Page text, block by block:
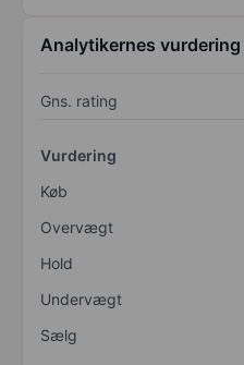
Analytikernes vurdering
Gns. rating
Vurdering
Køb
Overvægt
Hold
Undervægt
Sælg